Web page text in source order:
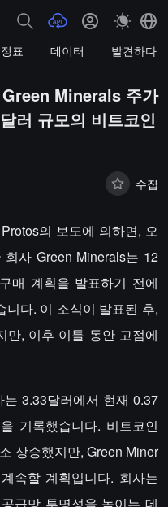
표 데이터 발견하다
Minerals 주가
러 규모의 비트코인
수집
의 보도에 의하면, 오
사 Green Minerals는 12
매 계획을 발표하기 전에
다. 이 소식이 발표된 후,
만, 이후 이틀 동안 고점에
3.33달러에서 현재 0.37
기록했습니다. 비트코인
상승했지만, Green Miner
속할 계획입니다. 회사는